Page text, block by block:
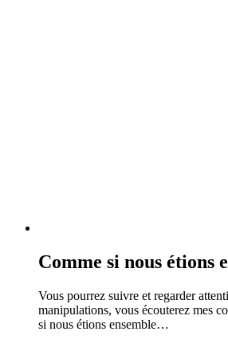
Comme si nous étions
Vous pourrez suivre et regarder
manipulations, vous écouterez mes
si nous étions ensemble…